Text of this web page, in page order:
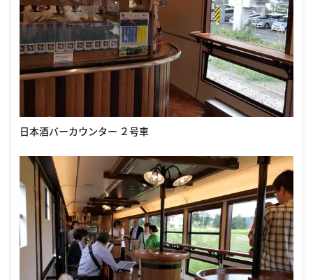
日本酒バーカウンター ２号車